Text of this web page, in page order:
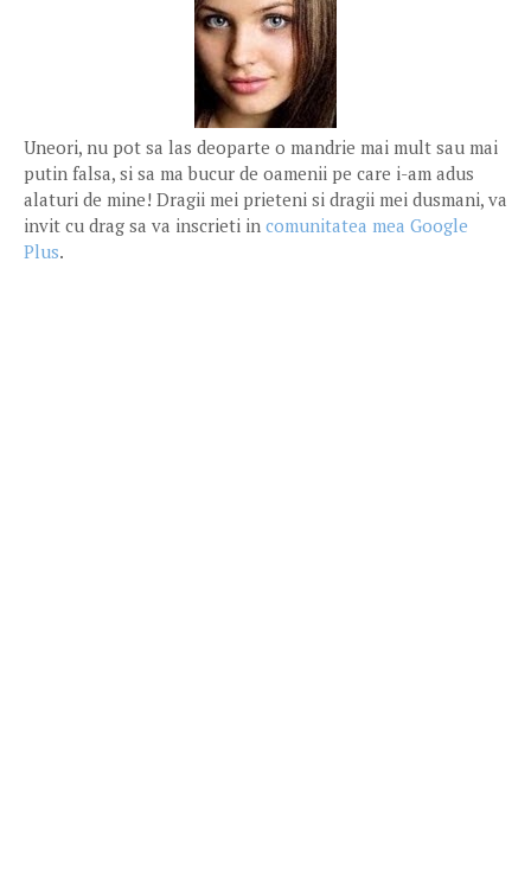
Uneori, nu pot sa las deoparte o mandrie mai mult sau mai
putin falsa, si sa ma bucur de oamenii pe care i-am adus
alaturi de mine! Dragii mei prieteni si dragii mei dusmani, va
invit cu drag sa va inscrieti in comunitatea mea Google
Plus.